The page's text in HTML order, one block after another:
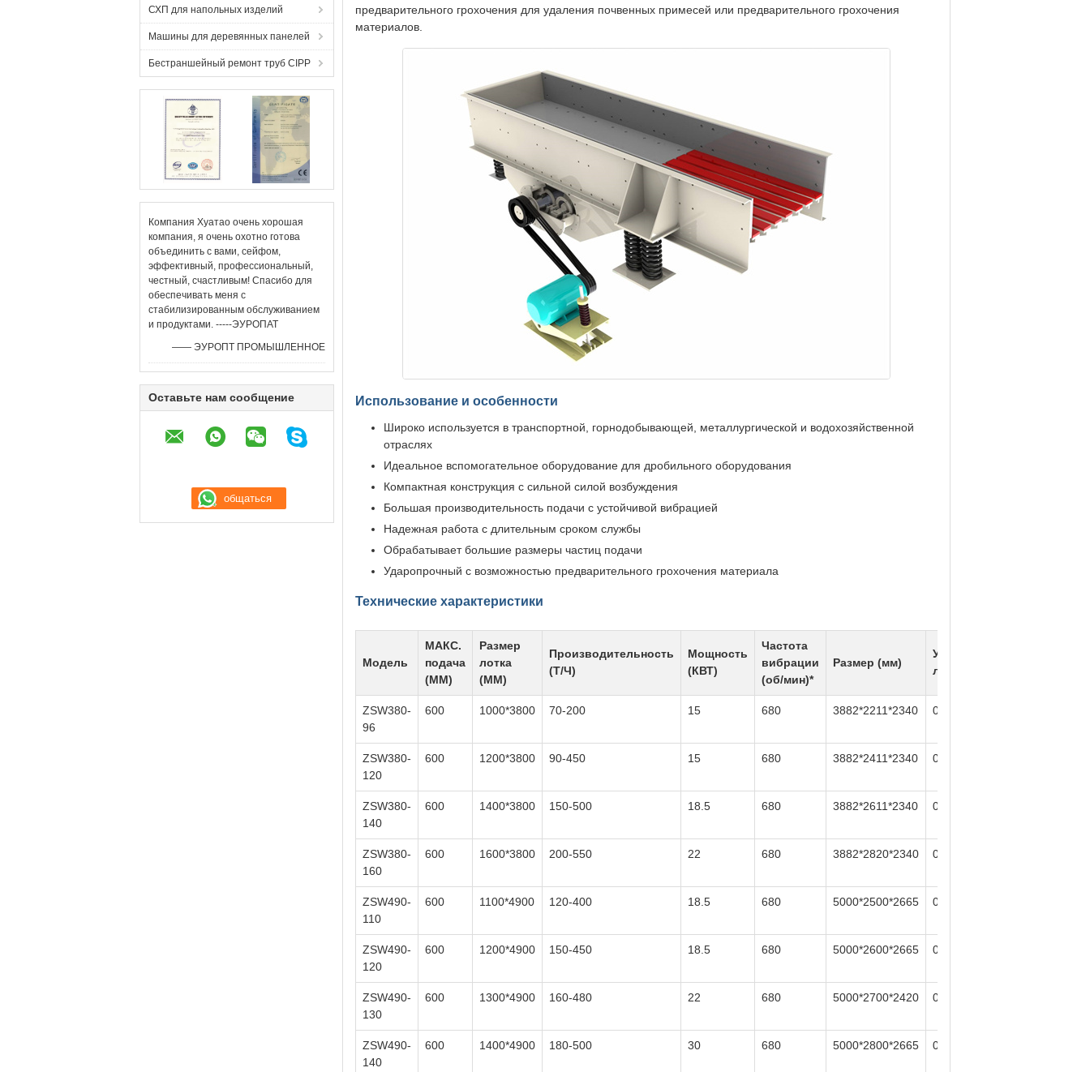
СХП для напольных изделий
Машины для деревянных панелей
Бестраншейный ремонт труб CIPP
Компания Хуатао очень хорошая
компания, я очень охотно готова
объединить с вами, сейфом,
эффективный, профессиональный,
честный, счастливым! Спасибо для
обеспечивать меня с
стабилизированным обслуживанием
и продуктами. -----ЭУРОПАТ
—— ЭУРОПТ ПРОМЫШЛЕННОЕ
Оставьте нам сообщение
предварительного грохочения для удаления почвенных примесей или предварительного грохочения
материалов.
Использование и особенности
Широко используется в транспортной, горнодобывающей, металлургической и водохозяйственной
отраслях
Идеальное вспомогательное оборудование для дробильного оборудования
Компактная конструкция с сильной силой возбуждения
Большая производительность подачи с устойчивой вибрацией
Надежная работа с длительным сроком службы
Обрабатывает большие размеры частиц подачи
Ударопрочный с возможностью предварительного грохочения материала
Технические характеристики
Модель
МАКС.
подача
(ММ)
Размер
лотка
(ММ)
Производительность
(Т/Ч)
Мощность
(КВТ)
Частота
вибрации
(об/мин)*
Размер (мм)
Угол
лотка
ZSW380-
96
600 1000*3800 70-200 15 680 3882*2211*2340 0
ZSW380-
120
600 1200*3800 90-450 15 680 3882*2411*2340 0
ZSW380-
140
600 1400*3800 150-500 18.5 680 3882*2611*2340 0
ZSW380-
160
600 1600*3800 200-550 22 680 3882*2820*2340 0
ZSW490-
110
600 1100*4900 120-400 18.5 680 5000*2500*2665 0
ZSW490-
120
600 1200*4900 150-450 18.5 680 5000*2600*2665 0
ZSW490-
130
600 1300*4900 160-480 22 680 5000*2700*2420 0
ZSW490-
140
600 1400*4900 180-500 30 680 5000*2800*2665 0